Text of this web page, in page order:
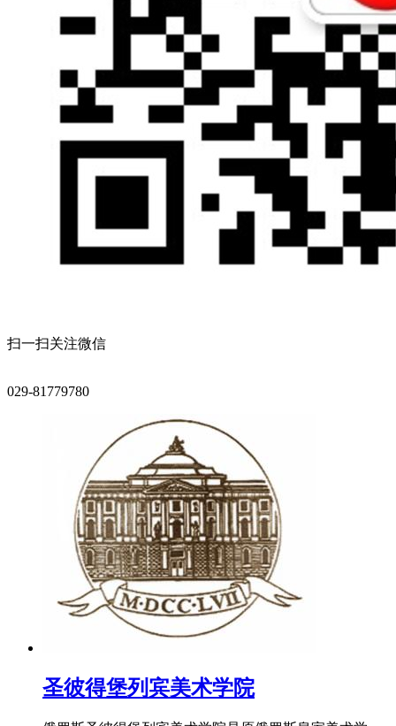
扫一扫关注微信
029-81779780
圣彼得堡列宾美术学院